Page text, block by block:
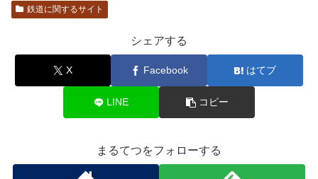
鉄道に関するサイト
シェアする
X Facebook はてブ
LINE コピー
まるてつをフォローする